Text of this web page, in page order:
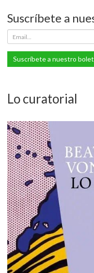
Suscríbete a
Suscríbete a nuestro
Lo curatorial